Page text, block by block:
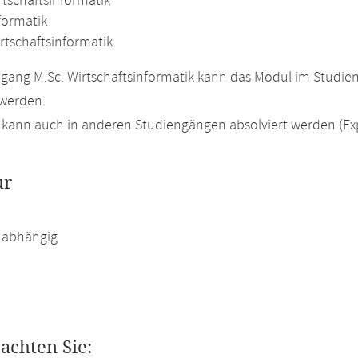
M.Sc. Wirtschaftsinformatik kann das Modul im
auch in anderen Studiengängen absolviert werden
Sie: